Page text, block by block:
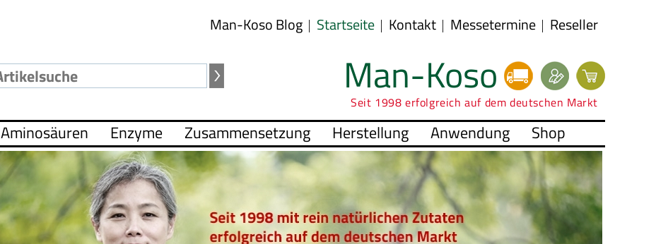
Man-Koso Blog Startseite Kontakt Messetermine Reseller
Man-Koso
Seit 1998 erfolgreich auf dem deutschen Markt
Aminosäuren Enzyme Zusammensetzung Herstellung Anwendung Shop